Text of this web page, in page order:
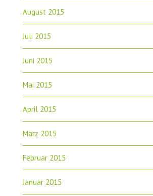
August 2015
Juli 2015
Juni 2015
Mai 2015
April 2015
März 2015
Februar 2015
Januar 2015